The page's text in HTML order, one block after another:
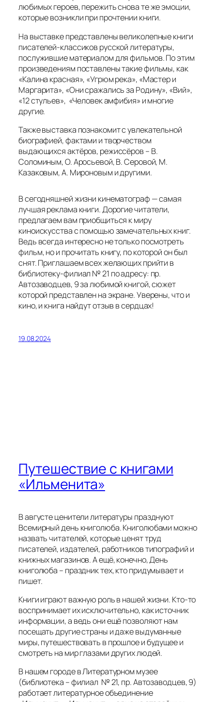
любимых героев, пережить снова те же эмоции,
которые возникли при прочтении книги.
На выставке представлены великолепные книги
писателей-классиков русской литературы,
послужившие материалом для фильмов. По этим
произведениям поставлены такие фильмы, как
«Калина красная», «Угрюм река», «Мастер и
Маргарита», «Они сражались за Родину», «Вий»,
«12 стульев», «Человек амфибия» и многие
другие.
Также выставка познакомит с увлекательной
биографией, фактами и творчеством
выдающихся актёров, режиссёров – В.
Соломиным, О. Аросьевой, В. Серовой, М.
Казаковым, А. Мироновым и другими.
В сегодняшней жизни кинематограф — самая
лучшая реклама книги. Дорогие читатели,
предлагаем вам приобщиться к миру
киноискусства с помощью замечательных книг.
Ведь всегда интересно не только посмотреть
фильм, но и прочитать книгу, по которой он был
снят. Приглашаем всех желающих прийти в
библиотеку-филиал № 21 по адресу: пр.
Автозаводцев, 9 за любимой книгой, сюжет
которой представлен на экране. Уверены, что и
кино, и книга найдут отзыв в сердцах!
19.08.2024
В августе ценители литературы празднуют
Всемирный день книголюба. Книголюбами можно
назвать читателей, которые ценят труд
писателей, издателей, работников типографий и
книголюба – праздник тех, кто придумывает и
пишет.
Книги играют важную роль в нашей жизни. Кто-то
воспринимает их исключительно, как источник
информации, а ведь они ещё позволяют нам
посещать другие страны и даже выдуманные
миры, путешествовать в прошлое и будущее и
смотреть на мир глазами других людей.
В нашем городе в Литературном музее
(библиотека – филиал № 21, пр. Автозаводцев, 9)
работает литературное объединение
«Ильменит». «Ильменит» – одно из старейших
творческих объединений Челябинской области.
Организовано в 1930 году как литературный
кружок при редакции газеты «На борьбу». В
разные годы объединением руководили